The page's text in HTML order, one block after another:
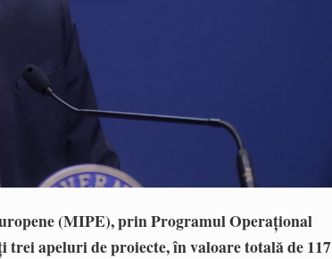
(MIPE), prin Programul Operaţional
trei apeluri de proiecte, în valoare totală de 117